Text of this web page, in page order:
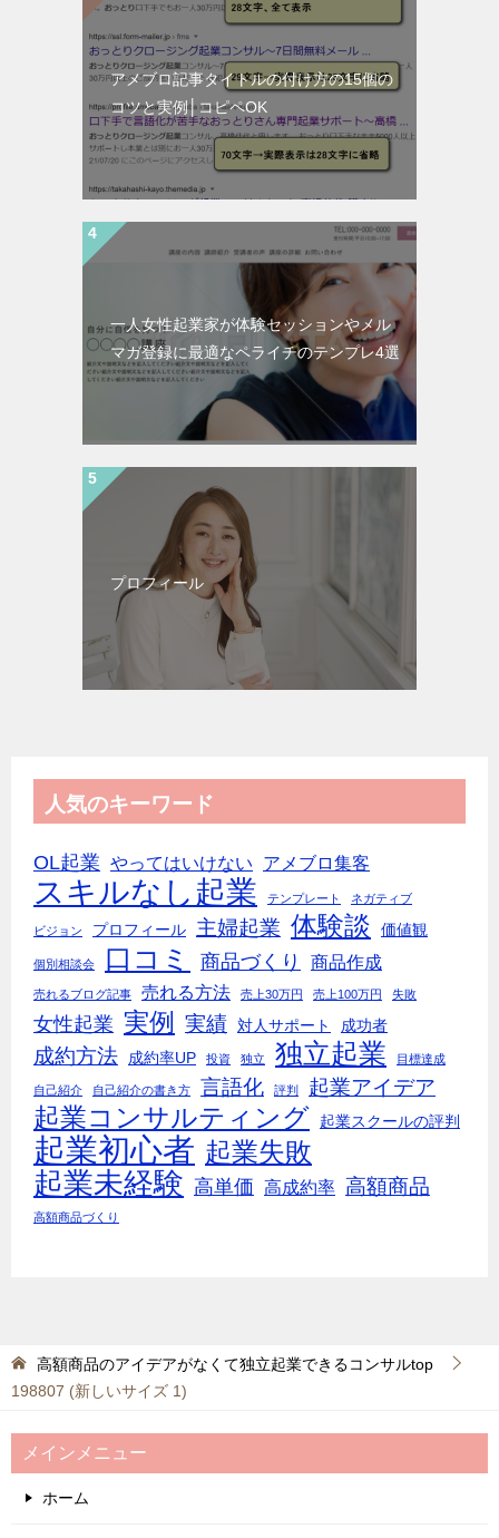
アメブロ記事タイトルの付け方の15個の
コツと実例│コピペOK
一人女性起業家が体験セッションやメル
マガ登録に最適なペライチのテンプレ4選
プロフィール
人気のキーワード
OL起業 やってはいけない アメブロ集客
スキルなし起業 テンプレート ネガティブ
ビジョン プロフィール 主婦起業 体験談 価値観
個別相談会 口コミ 商品づくり 商品作成
売れるブログ記事 売れる方法 売上30万円 売上100万円 失敗
女性起業 実例 実績 対人サポート 成功者
成約方法 成約率UP 投資 独立 独立起業 目標達成
自己紹介 自己紹介の書き方 言語化 評判 起業アイデア
起業コンサルティング 起業スクールの評判
起業初心者 起業失敗
起業未経験 高単価 高成約率 高額商品
高額商品づくり
高額商品のアイデアがなくて独立起業できるコンサルtop
198807 (新しいサイズ 1)
メインメニュー
ホーム